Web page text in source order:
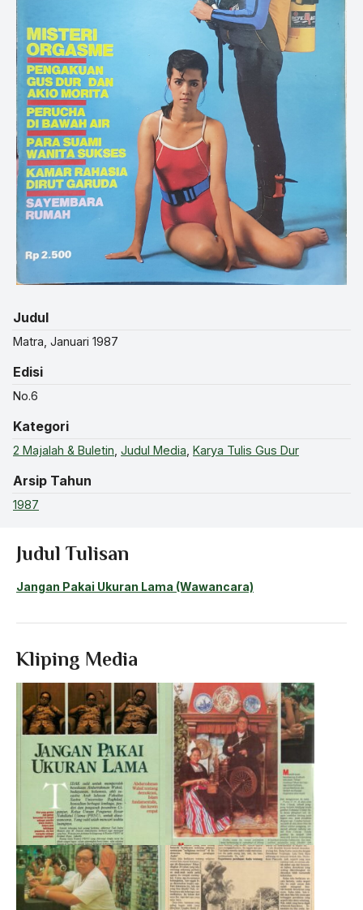
Judul
Matra, Januari 1987
Edisi
No.6
Kategori
2 Majalah & Buletin Judul Media Karya Tulis Gus Dur
Arsip Tahun
1987
Judul Tulisan
Jangan Pakai Ukuran Lama (Wawancara)
Kliping Media